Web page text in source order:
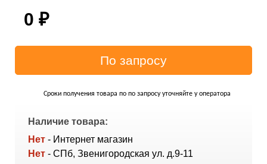
0 ₽
Сроки получения товара по по запросу уточняйте у оператора
Наличие товара:
Нет - Интернет магазин
Нет - СПб, Звенигородская ул. д.9-11